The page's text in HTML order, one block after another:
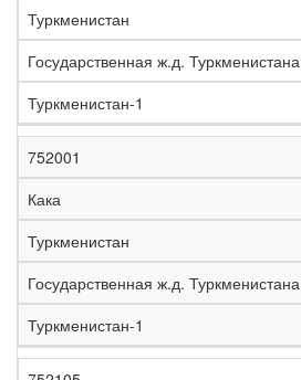
Туркменистан
Государственная ж.д. Туркменистана
Туркменистан-1
752001
Кака
Туркменистан
Государственная ж.д. Туркменистана
Туркменистан-1